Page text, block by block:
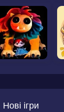
Нові ігри